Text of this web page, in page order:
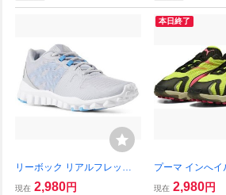
リーボック リアルフレック
ス トレイン 5.0 グレー/ブル
現在 2,980円
本日終了
プーマ インへイ
価16500円 イエ
現在 2,980円